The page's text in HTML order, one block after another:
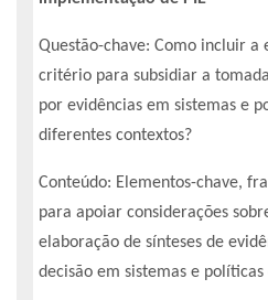
Questão-chave: Como incluir a
critério para subsidiar a
por evidências em sistemas e
diferentes contextos?
Conteúdo: Elementos-chave,
para apoiar considerações
elaboração de sínteses de
decisão em sistemas e políticas